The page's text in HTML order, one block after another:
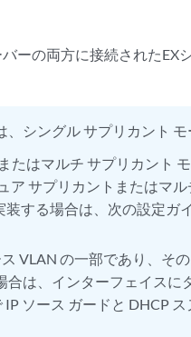
ーの両方に接続されたEX
シングル サプリカント モ
はマルチ サプリカント モ
サプリカントまたはマル
装する場合は、次の設定ガ
VLAN の一部であり、その
合は、インターフェイスに
ソース ガードと DHCP